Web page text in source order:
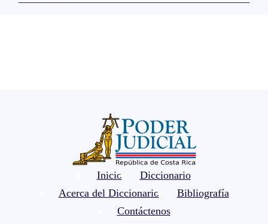
Inicio
Diccionario
Acerca del Diccionario
Bibliografía
Contáctenos